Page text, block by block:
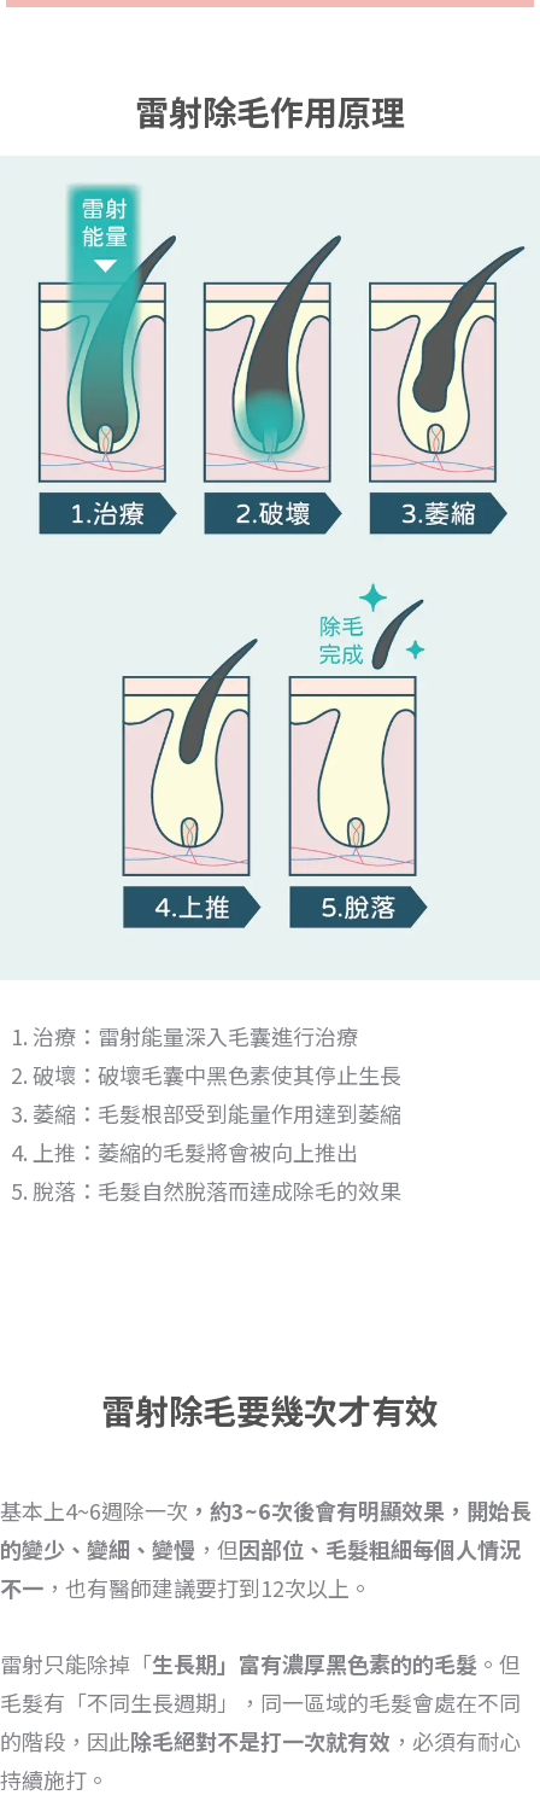
雷射除毛作用原理
治療：雷射能量深入毛囊進行治療
破壞：破壞毛囊中黑色素使其停止生長
萎縮：毛髮根部受到能量作用達到萎縮
上推：萎縮的毛髮將會被向上推出
脫落：毛髮自然脫落而達成除毛的效果
雷射除毛要幾次才有效
基本上4~6週除一次 ，約3~6次後會有明顯效果，開始長
的變少、變細、變慢 ，但因部位、毛髮粗細每個人情況
不一 ，也有醫師建議要打到12次以上。
雷射只能除掉「生長期」富有濃厚黑色素的的毛髮 。但
毛髮有「不同生長週期」，同一區域的毛髮會處在不同
的階段，因此除毛絕對不是打一次就有效 ，必須有耐心
持續施打。